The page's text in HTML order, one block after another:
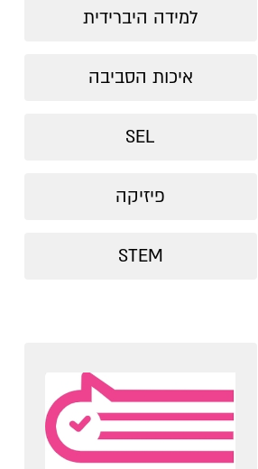
למידה היברידית
איכות הסביבה
SEL
פיזיקה
STEM